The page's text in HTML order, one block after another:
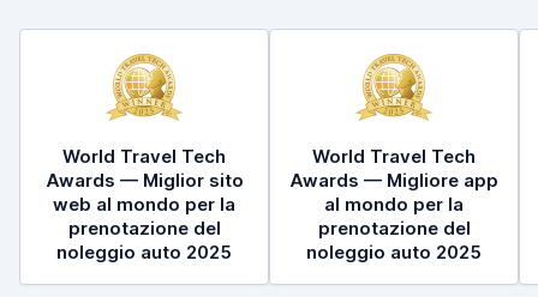
World Travel Tech
Awards — Miglior sito
web al mondo per la
prenotazione del
noleggio auto 2025
World Travel Tech
Awards — Migliore app
al mondo per la
prenotazione del
noleggio auto 2025